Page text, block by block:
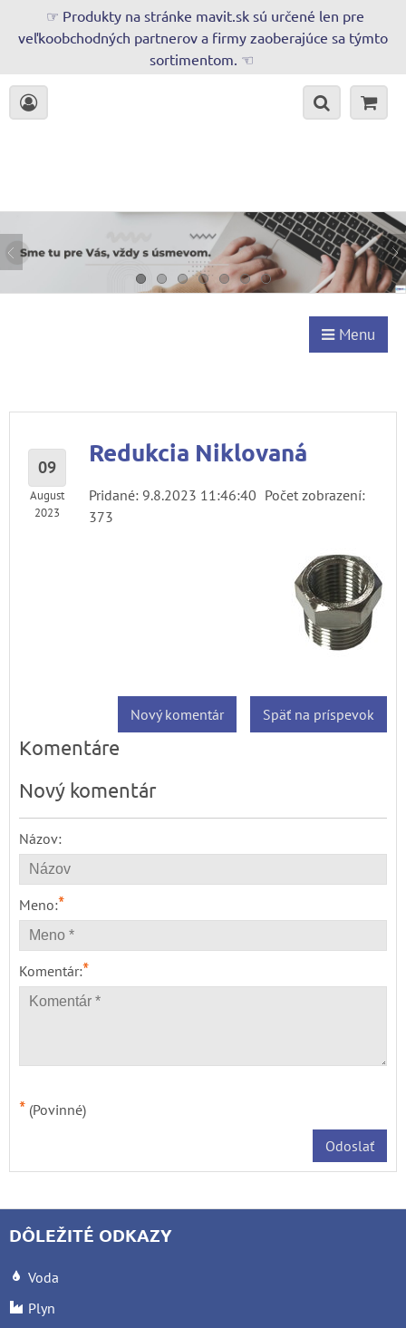
☞ Produkty na stránke mavit.sk sú určené len pre
veľkoobchodných partnerov a firmy zaoberajúce sa týmto
sortimentom. ☜
Menu
09
August
2023
Redukcia Niklovaná
Pridané: 9.8.2023 11:46:40 Počet zobrazení:
373
Späť na príspevok
Nový komentár
Komentáre
Nový komentár
Názov:
Meno:*
Komentár:*
* (Povinné)
Odoslať
DÔLEŽITÉ ODKAZY
Voda
Plyn